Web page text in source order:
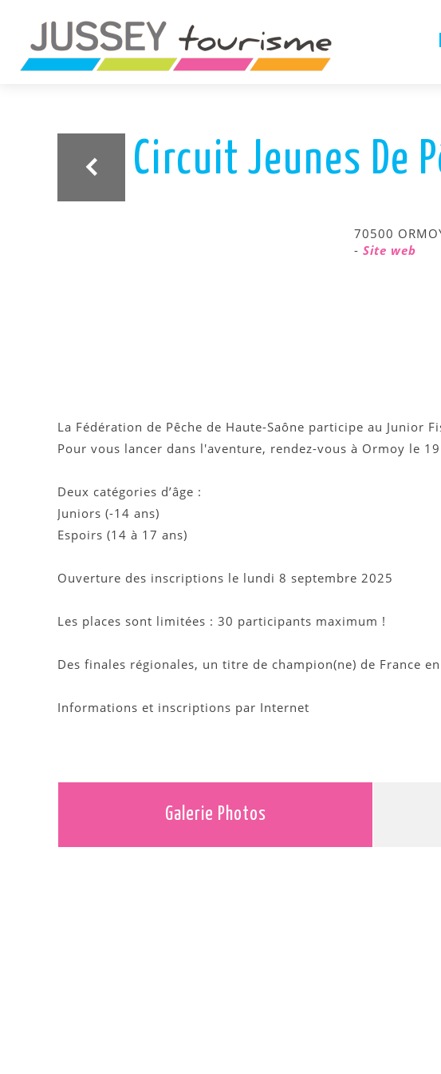
ariane
Circuit Jeunes De
70500
- Site web
La Fédération de Pêche de Haute-Saône participe au Junior
Pour vous lancer dans l'aventure, rendez-vous à Ormoy le
Deux catégories d’âge :
Juniors (-14 ans)
Espoirs (14 à 17 ans)
Ouverture des inscriptions le lundi 8 septembre 2025
Les places sont limitées : 30 participants maximum !
Des finales régionales, un titre de champion(ne) de France
Informations et inscriptions par Internet
Galerie Photos